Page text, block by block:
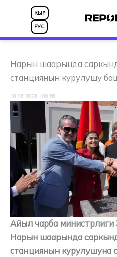
КЫР
РУС
Нарын шаарында
станциянын курулушу
18.06.2026 | 09:59
Айыл чарба министрлиги
Нарын шаарында
станциянын курулушуна